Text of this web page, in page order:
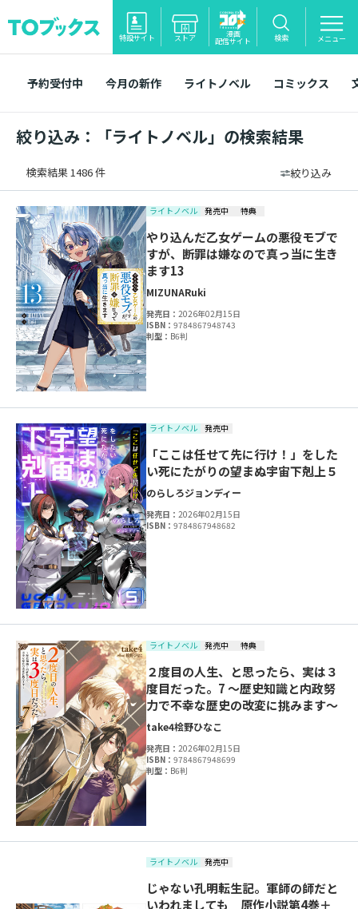
特設サイト ストア 漫画
配信サイト 検索 メニュー
予約受付中 今月の新作 ライトノベル コミックス
絞り込み：「ライトノベル」の検索結果
検索結果 1486 件 絞り込み
ライトノベル 発売中 特典
やり込んだ乙女ゲームの悪役モブで
すが、断罪は嫌なので真っ当に生き
ます13
MIZUNARuki
発売日：2026年02月15日
ISBN：9784867948743
判型： B6判
ライトノベル 発売中
「ここは任せて先に行け！」をした
い死にたがりの望まぬ宇宙下剋上５
のらしろジョンディー
発売日：2026年02月15日
ISBN：9784867948682
ライトノベル 発売中 特典
２度目の人生、と思ったら、実は３
度目だった。7 ～歴史知識と内政努
力で不幸な歴史の改変に挑みます～
take4桧野ひなこ
発売日：2026年02月15日
ISBN：9784867948699
判型： B6判
ライトノベル 発売中
じゃない孔明転生記。軍師の師だと
いわれましても 原作小説第4巻＋